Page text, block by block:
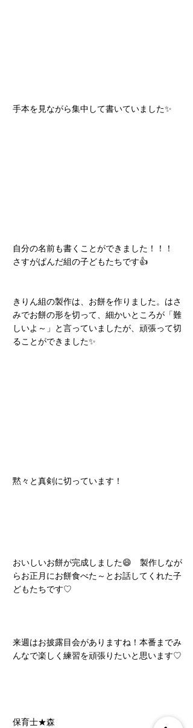
手本を見ながら集中して書いていました✨
自分の名前も書くことができました！！！
さすがぱんだ組の子どもたちです👍
きりん組の製作は、お餅を作りました。はさ
みでお餅の形を切って、細かいところが「難
しいよ～」と言っていましたが、頑張って切
ることができました✨
黙々と真剣に切っています！
おいしいお餅が完成しました😄　製作しなが
らお正月にお餅食べた～とお話してくれた子
どもたちです♡
来週はお披露目会がありますね！本番までみ
んなで楽しく練習を頑張りたいと思います♡
保育士★森